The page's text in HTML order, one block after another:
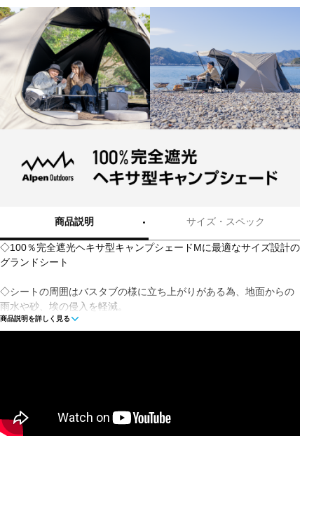
商品説明 サイズ・スペック
◇100％完全遮光ヘキサ型キャンプシェードMに最適なサイズ設計の
グランドシート
◇シートの周囲はバスタブの様に立ち上がりがある為、地面からの
雨水や砂、埃の侵入を軽減。
◇縫い目はシーム加工を施し防水性能に優れています。
■使用時サイズ：280×240cm
商品説明を詳しく見る